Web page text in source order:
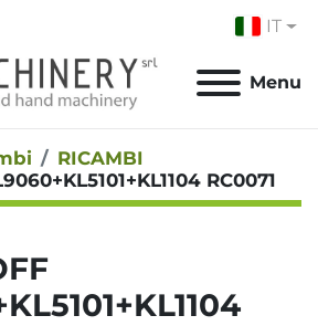
IT
Menu
RICAMBI
RC0071